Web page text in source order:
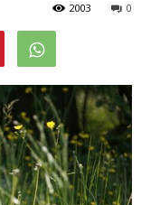
0
2003